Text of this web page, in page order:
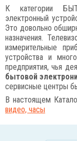
К категории
электронный
Это довольно
назначения.
измерительные
устройства и
предприятия, чья
бытовой
сервисные центры
В настоящем
видео, часы